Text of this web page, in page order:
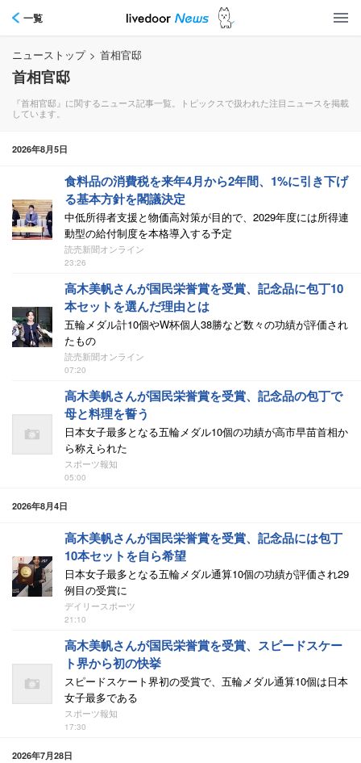
一覧
ニューストップ > 首相官邸
首相官邸
『首相官邸』に関するニュース記事一覧。トピックスで扱われた注目ニュースを掲載
しています。
2026年8月5日
食料品の消費税を来年4月から2年間、1%に引き下げ
る基本方針を閣議決定
中低所得者支援と物価高対策が目的で、2029年度には所得連
動型の給付制度を本格導入する予定
読売新聞オンライン
23:26
高木美帆さんが国民栄誉賞を受賞、記念品に包丁10
本セットを選んだ理由とは
五輪メダル計10個やW杯個人38勝など数々の功績が評価され
たもの
読売新聞オンライン
07:20
高木美帆さんが国民栄誉賞を受賞、記念品の包丁で
母と料理を誓う
日本女子最多となる五輪メダル10個の功績が高市早苗首相か
ら称えられた
スポーツ報知
05:00
2026年8月4日
高木美帆さんが国民栄誉賞を受賞、記念品には包丁
10本セットを自ら希望
日本女子最多となる五輪メダル通算10個の功績が評価され29
例目の受賞に
デイリースポーツ
21:10
高木美帆さんが国民栄誉賞を受賞、スピードスケー
ト界から初の快挙
スピードスケート界初の受賞で、五輪メダル通算10個は日本
女子最多である
スポーツ報知
17:30
2026年7月28日